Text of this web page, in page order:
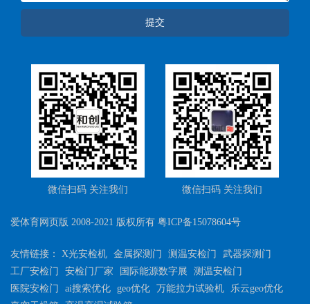
提交
微信扫码 关注我们 微信扫码 关注我们
爱体育网页版 2008-2021 版权所有 粤ICP备15078604号
友情链接： X光安检机 金属探测门 测温安检门
武器探测门
工厂安检门
安检门厂家 国际能源数字展
测温安检门
医院安检门
ai搜索优化 geo优化 万能拉力试验机
乐云geo优化